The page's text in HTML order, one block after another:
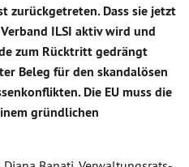
zurückgetreten. Dass sie jetzt
ILSI aktiv wird und
zum Rücktritt gedrängt
Beleg für den skandalösen
Die EU muss die
gründlichen